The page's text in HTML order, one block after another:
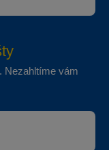
Nezahltíme vám